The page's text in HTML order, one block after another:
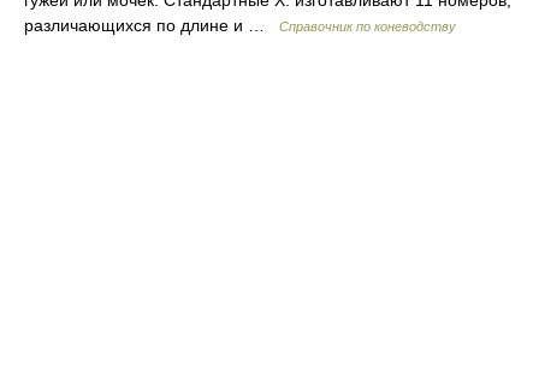
различающихся по длине и …
Справочник по коневодству